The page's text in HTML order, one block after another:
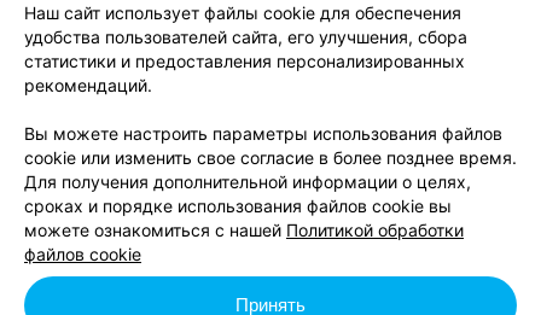
День любимых и влюблённых! Love & Angels
Наш сайт использует файлы cookie для обеспечения
удобства пользователей сайта, его улучшения, сбора
статистики и предоставления персонализированных
рекомендаций.
Вы можете настроить параметры использования файлов
cookie или изменить свое согласие в более позднее время.
Для получения дополнительной информации о целях,
сроках и порядке использования файлов cookie вы
можете ознакомиться с нашей Политикой обработки
файлов cookie
Принять